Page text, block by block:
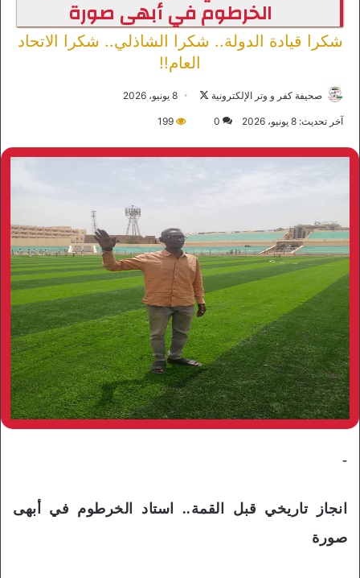
الخرطوم في أبهى صورة
شكرا قيادة الدولة.. شكرا الشاذلي.. شكرا الاتحاد
العام!!
صحيفة كفر و وتر الإلكترونية
X
8 يونيو، 2026
آخر تحديث: 8 يونيو، 2026 0
199
-
انجاز تاريخي قبل القمة.. استاد الخرطوم في أبهى
صورة